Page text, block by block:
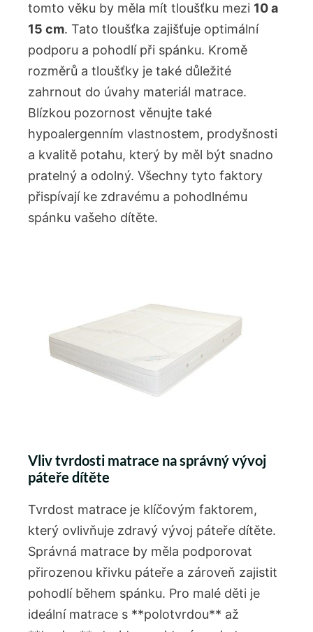
tomto věku by měla mít tloušťku mezi 10 a
15 ⁢cm. ⁣Tato⁣ tloušťka zajišťuje optimální
podporu a pohodlí‍ při ⁣spánku. Kromě
rozměrů ⁤a ⁤tloušťky ‍je také důležité
zahrnout‌ do úvahy materiál matrace.
Blízkou pozornost věnujte také
⁤hypoalergenním ⁣vlastnostem, prodyšnosti
a kvalitě potahu, který by měl být snadno
pratelný a odolný. Všechny tyto faktory
přispívají ke zdravému a pohodlnému
spánku​ vašeho dítěte.
Vliv ⁤tvrdosti matrace na správný vývoj
páteře dítěte
Tvrdost matrace je klíčovým faktorem,
který ovlivňuje zdravý vývoj páteře dítěte.
Správná matrace by měla podporovat
přirozenou křivku páteře a zároveň zajistit
pohodlí během spánku. Pro malé děti je
ideální matrace s **polotvrdou** až